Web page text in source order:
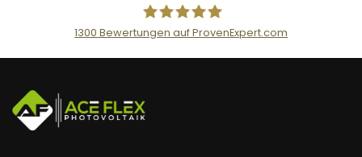
AceFlex GmbH
1300 Bewertungen auf ProvenExpert.com